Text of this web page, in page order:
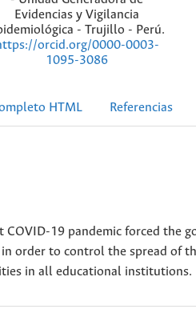
Evidencias y Vigilancia
- Trujillo - Perú.
orcid.org/0000-0003-
1095-3086
HTML Referencias
19 pandemic forced the
order to control the spread of
in all educational institutions.